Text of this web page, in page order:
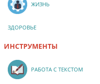
ЖИЗНЬ
ЗДОРОВЬЕ
ИНСТРУМЕНТЫ
РАБОТА С ТЕКСТОМ